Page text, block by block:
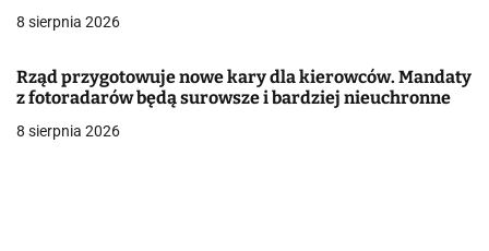
p
s
u
8 sierpnia 2026
Rząd przygotowuje nowe kary dla kierowców. Mandaty
z fotoradarów będą surowsze i bardziej nieuchronne
8 sierpnia 2026